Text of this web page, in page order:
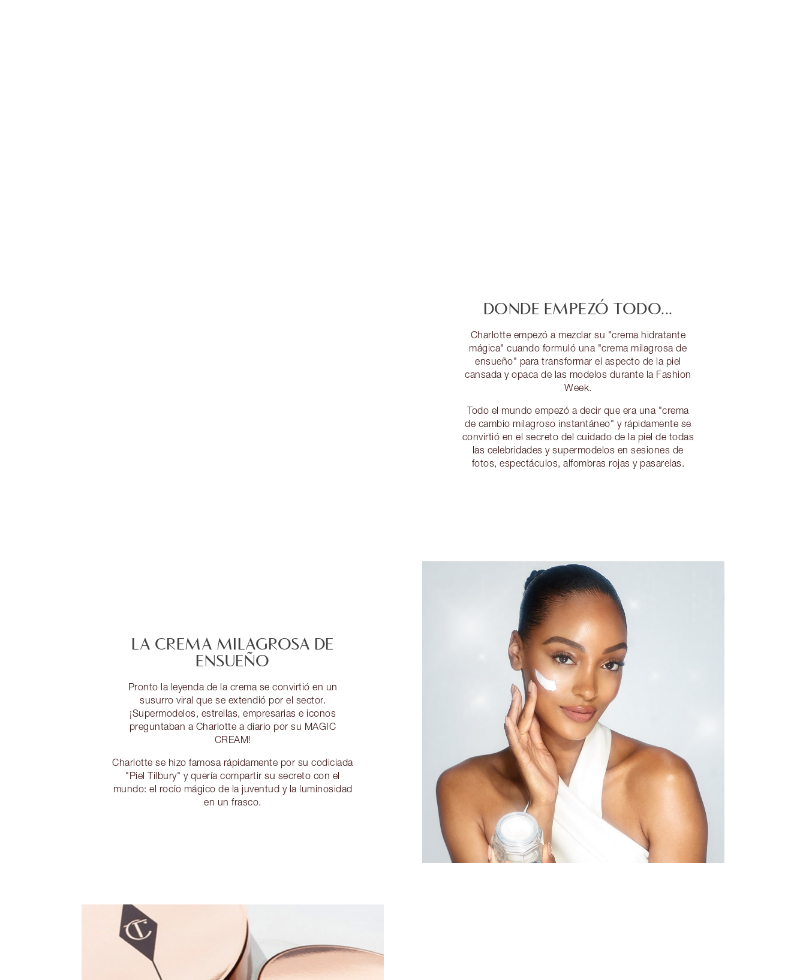
DONDE EMPEZÓ TODO...
Charlotte empezó a mezclar su "crema hidratante
mágica" cuando formuló una "crema milagrosa de
ensueño" para transformar el aspecto de la piel
cansada y opaca de las modelos durante la Fashion
Week.
Todo el mundo empezó a decir que era una "crema
de cambio milagroso instantáneo" y rápidamente se
convirtió en el secreto del cuidado de la piel de todas
las celebridades y supermodelos en sesiones de
fotos, espectáculos, alfombras rojas y pasarelas.
LA CREMA MILAGROSA DE
ENSUEÑO
Pronto la leyenda de la crema se convirtió en un
susurro viral que se extendió por el sector.
¡Supermodelos, estrellas, empresarias e iconos
preguntaban a Charlotte a diario por su MAGIC
CREAM!
Charlotte se hizo famosa rápidamente por su codiciada
"Piel Tilbury" y quería compartir su secreto con el
mundo: el rocío mágico de la juventud y la luminosidad
en un frasco.